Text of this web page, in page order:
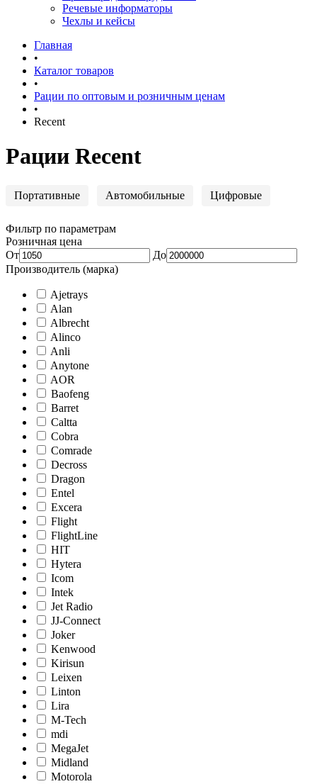
Речевые информаторы
Чехлы и кейсы
Главная
•
Каталог товаров
•
Рации по оптовым и розничным ценам
•
Recent
Рации Recent
Портативные Автомобильные Цифровые
Фильтр по параметрам
Розничная цена
От
До
Производитель (марка)
Ajetrays
Alan
Albrecht
Alinco
Anli
Anytone
AOR
Baofeng
Barret
Caltta
Cobra
Comrade
Decross
Dragon
Entel
Excera
Flight
FlightLine
HIT
Hytera
Icom
Intek
Jet Radio
JJ-Connect
Joker
Kenwood
Kirisun
Leixen
Linton
Lira
M-Tech
mdi
MegaJet
Midland
Motorola